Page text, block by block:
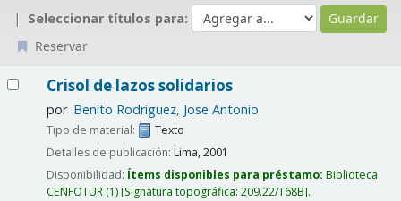
Seleccionar títulos para:
Reservar
Crisol de lazos solidarios
por Benito Rodriguez, Jose Antonio
Tipo de material:
Texto
Detalles de publicación: Lima,2001
Disponibilidad: Ítems disponibles para préstamo: Biblioteca
CENFOTUR(1) Signatura topográfica: 209.22/T68B .